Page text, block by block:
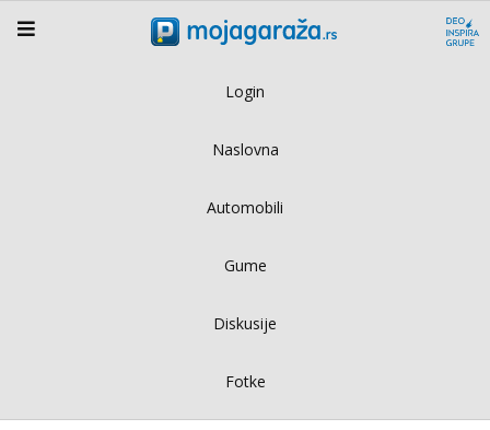
Login
Naslovna
Automobili
Gume
Diskusije
Fotke